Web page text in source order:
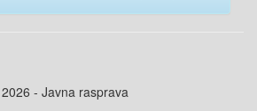
- Javna rasprava